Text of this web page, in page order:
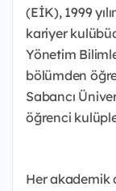
(EİK), 1999
kariyer
Yönetim
bölümden
Sabancı
öğrenci
Her akademik